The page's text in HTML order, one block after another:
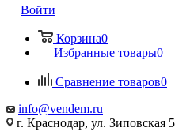
Войти
Корзина0
Избранные товары0
Сравнение товаров0
info@vendem.ru
г. Краснодар, ул. Зиповская